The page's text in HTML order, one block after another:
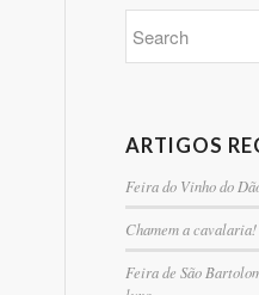
ARTIGOS
Feira do Vinho do
Chamem a
Feira de São